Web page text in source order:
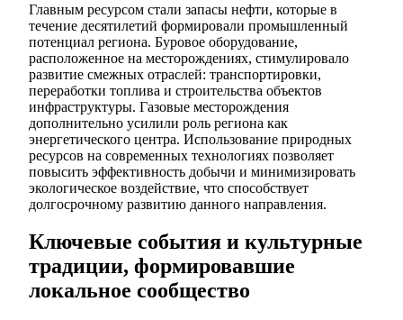
Главным ресурсом стали запасы нефти, которые в
течение десятилетий формировали промышленный
потенциал региона. Буровое оборудование,
расположенное на месторождениях, стимулировало
развитие смежных отраслей: транспортировки,
переработки топлива и строительства объектов
инфраструктуры. Газовые месторождения
дополнительно усилили роль региона как
энергетического центра. Использование природных
ресурсов на современных технологиях позволяет
повысить эффективность добычи и минимизировать
экологическое воздействие, что способствует
долгосрочному развитию данного направления.
Ключевые события и культурные
традиции, формировавшие
локальное сообщество